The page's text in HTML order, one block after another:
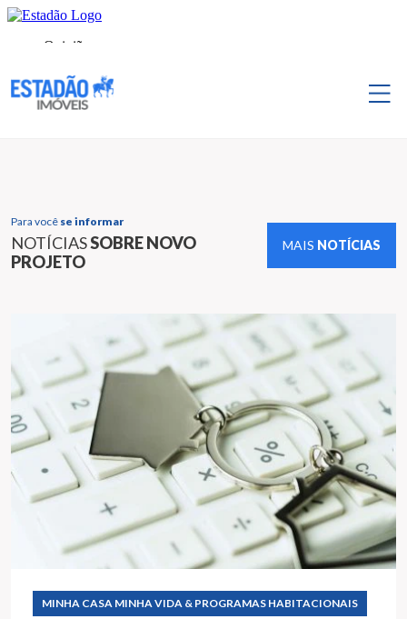
Para você se informar
NOTÍCIASSOBRE NOVO
PROJETO
MAIS NOTÍCIAS
MINHA CASA MINHA VIDA & PROGRAMAS HABITACIONAIS